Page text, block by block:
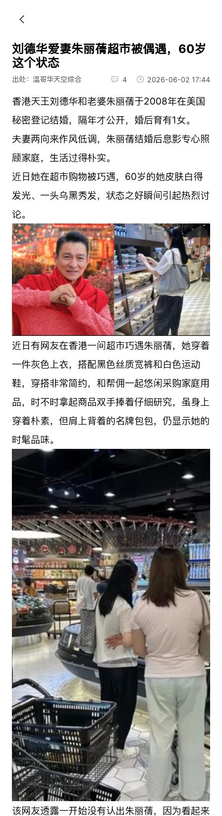
刘德华爱妻朱丽蒨超市被偶遇，60岁
这个状态
出处：温哥华天空综合 4 2026-06-02 17:44
香港天王刘德华和老婆朱丽蒨于2008年在美国
秘密登记结婚，隔年才公开，婚后育有1女。
夫妻两向来作风低调，朱丽蒨结婚后息影专心照
顾家庭，生活过得朴实。
近日她在超市购物被巧遇，60岁的她皮肤白得
发光、一头乌黑秀发，状态之好瞬间引起热烈讨
论。
近日有网友在香港一间超市巧遇朱丽蒨，她穿着
一件灰色上衣，搭配黑色丝质宽裤和白色运动
鞋，穿搭非常简约，和帮佣一起悠闲采购家庭用
品，时不时拿起商品双手捧着仔细研究，虽身上
穿着朴素，但肩上背着的名牌包包，仍显示她的
时髦品味。
该网友透露一开始没有认出朱丽蒨，因为看起来